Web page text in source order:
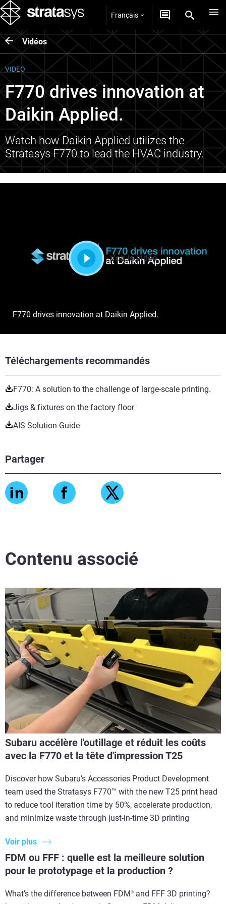
Français
Vidéos
VIDEO
F770 drives innovation at
Daikin Applied.
Watch how Daikin Applied utilizes the
Stratasys F770 to lead the HVAC industry.
Téléchargements recommandés
F770: A solution to the challenge of large-scale printing.
Jigs & fixtures on the factory floor
AIS Solution Guide
Partager
Voir la vidéo
F770 drives innovation at Daikin Applied.
Contenu associé
Subaru accélère l'outillage et réduit les coûts
avec la F770 et la tête d'impression T25
Discover how Subaru’s Accessories Product Development
team used the Stratasys F770™ with the new T25 print head
to reduce tool iteration time by 50%, accelerate production,
and minimize waste through just-in-time 3D printing
Voir plus
FDM ou FFF : quelle est la meilleure solution
pour le prototypage et la production ?
What’s the difference between FDM® and FFF 3D printing?